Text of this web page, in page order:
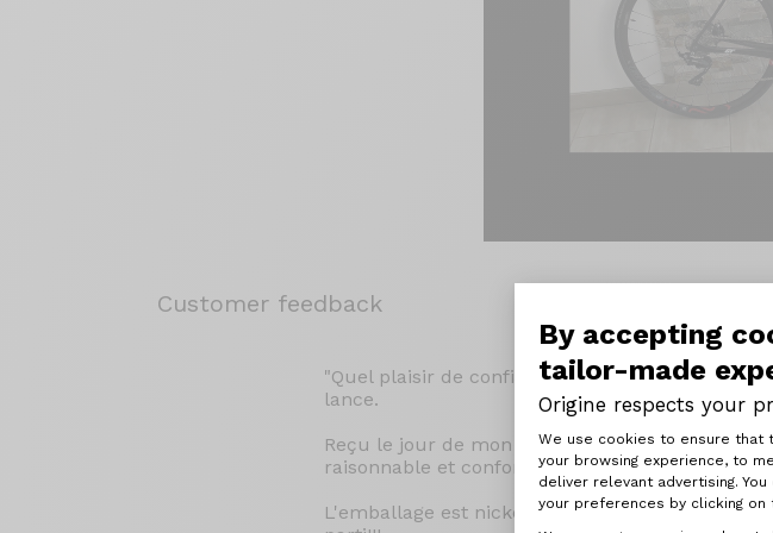
By accepting
tailor-made
Origine respects your
Consent
We use cookies to ensure that
your browsing experience, to
deliver relevant advertising.
your preferences by clicking on
Customer feedback
"Quel plaisir de configurer son vélo à sa façon.
lance.
Reçu le jour de mon anniversaire (merci
raisonnable et conformément à ce qui était
L'emballage est nickel, finition parfaite, juste la